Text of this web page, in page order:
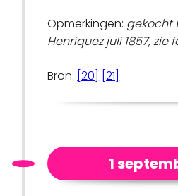
Opmerkingen: gekocht
Henriquez juli 1857, zie
Bron: [20] [21]
1